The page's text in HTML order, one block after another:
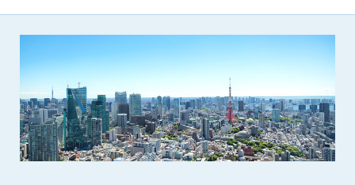
第6条（会員の禁止事項）
1. 会員は建設資料館WEB上で以下の行為をしないものとしま
す。
(1) 第三者または管理者の著作権、その他知的所有権を侵害す
る行為
(2) 第三者または管理者の財産、プライバシー等を侵害する行
為